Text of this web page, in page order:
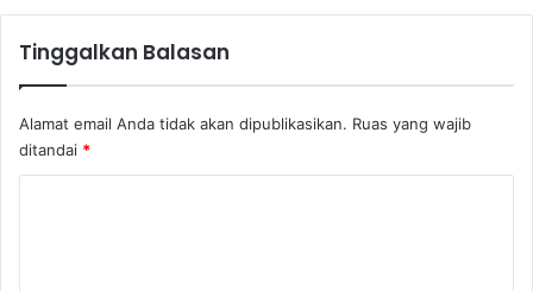
Tinggalkan Balasan
Alamat email Anda tidak akan dipublikasikan. Ruas yang wajib
ditandai *